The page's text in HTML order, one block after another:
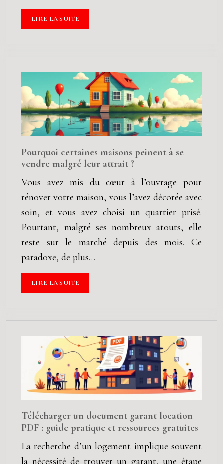
LIRE LA SUITE
Pourquoi certaines maisons peinent à se
vendre malgré leur attrait ?
Vous avez mis du cœur à l’ouvrage pour
rénover votre maison, vous l’avez décorée avec
soin, et vous avez choisi un quartier prisé.
Pourtant, malgré ses nombreux atouts, elle
reste sur le marché depuis des mois. Ce
paradoxe, de plus…
LIRE LA SUITE
Télécharger un document garant location
PDF : guide pratique et ressources gratuites
La recherche d’un logement implique souvent
la nécessité de trouver un garant, une étape